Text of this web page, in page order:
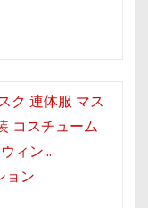
ク 連体服 マス
コスチューム
ィン…
ョン